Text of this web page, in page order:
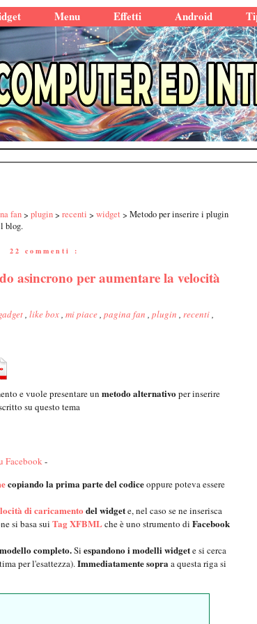
Menu Effetti Android
fan plugin recenti widget
Metodo per inserire i plugin
blog.
22 commenti :
asincrono per aumentare la velocità
, like box, mi piace, pagina fan , plugin , recenti,
e vuole presentare un metodo alternativo per inserire
su questo tema
Facebook-
copiando la prima parte del codiceoppure poteva essere
di caricamento del widgete, nel caso se ne inserisca
si basa sui Tag XFBMLche è uno strumento di Facebook
completo.Si espandono i modelli widgetesi cerca
per l'esattezza).Immediatamente sopraa questa riga si